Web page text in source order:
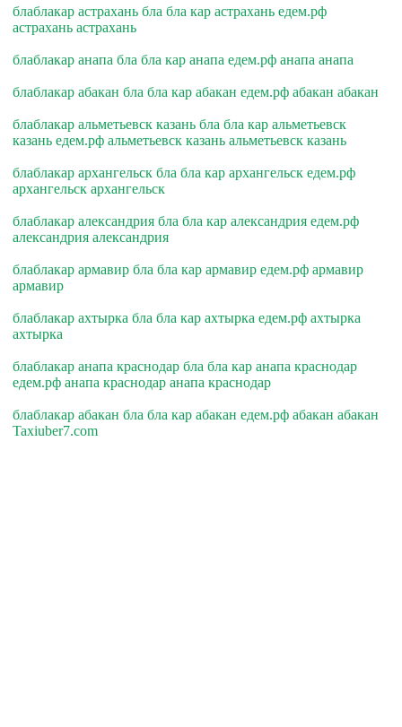
блаблакар астрахань бла бла кар астрахань едем.рф
астрахань астрахань
блаблакар анапа бла бла кар анапа едем.рф анапа анапа
блаблакар абакан бла бла кар абакан едем.рф абакан абакан
блаблакар альметьевск казань бла бла кар альметьевск
казань едем.рф альметьевск казань альметьевск казань
блаблакар архангельск бла бла кар архангельск едем.рф
архангельск архангельск
блаблакар александрия бла бла кар александрия едем.рф
александрия александрия
блаблакар армавир бла бла кар армавир едем.рф армавир
армавир
блаблакар ахтырка бла бла кар ахтырка едем.рф ахтырка
ахтырка
блаблакар анапа краснодар бла бла кар анапа краснодар
едем.рф анапа краснодар анапа краснодар
блаблакар абакан бла бла кар абакан едем.рф абакан абакан
Taxiuber7.com